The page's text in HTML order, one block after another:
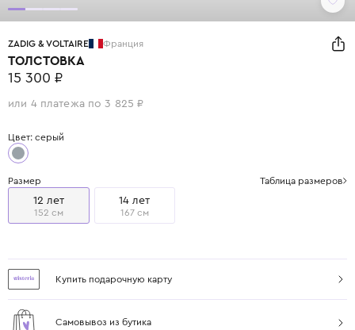
ZADIG & VOLTAIRE Франция
ТОЛСТОВКА
15 300 ₽
или 4 платежа по 3 825 ₽
Цвет: серый
Размер Таблица размеров
12 лет
152 см
14 лет
167 см
Купить подарочную карту
Самовывоз из бутика